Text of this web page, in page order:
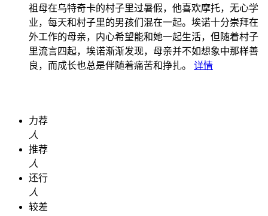
祖母在乌特奇卡的村子里过暑假，他喜欢摩托，无心学
业，每天和村子里的男孩们混在一起。埃诺十分崇拜在
外工作的母亲，内心希望能和她一起生活，但随着村子
里流言四起，埃诺渐渐发现，母亲并不如想象中那样善
良，而成长也总是伴随着痛苦和挣扎。
详情
力荐
人
推荐
人
还行
人
较差